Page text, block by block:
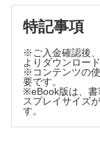
食道がん（植
食道静脈瘤（植
逆流性食道炎
食道裂孔ヘル
食道アカラシ
食道がんに対
5章 胃・十二
特記事項
※ご入金確認後
よりダウンロー
※コンテンツの
要です。
※eBook版は、書
スプレイサイズ
す。